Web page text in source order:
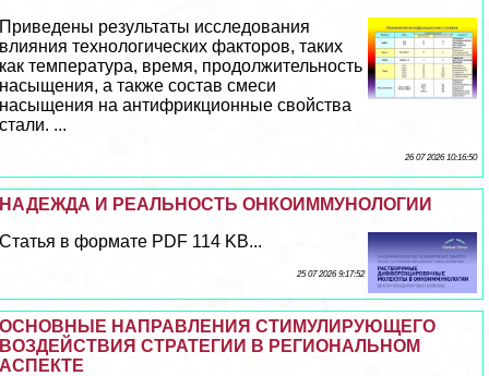
Приведены результаты исследования
влияния технологических факторов, таких
как температура, время, продолжительность
насыщения, а также состав смеси
насыщения на антифрикционные свойства
стали. ...
26 07 2026 10:16:50
НАДЕЖДА И РЕАЛЬНОСТЬ ОНКОИММУНОЛОГИИ
Статья в формате PDF 114 KB...
25 07 2026 9:17:52
ОСНОВНЫЕ НАПРАВЛЕНИЯ СТИМУЛИРУЮЩЕГО
ВОЗДЕЙСТВИЯ СТРАТЕГИИ В РЕГИОНАЛЬНОМ
АСПЕКТЕ